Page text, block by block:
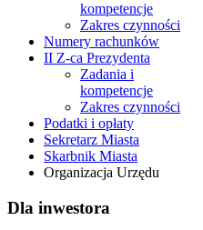
kompetencje
Zakres czynności
Numery rachunków
II Z-ca Prezydenta
Zadania i
kompetencje
Zakres czynności
Podatki i opłaty
Sekretarz Miasta
Skarbnik Miasta
Organizacja Urzędu
Dla inwestora